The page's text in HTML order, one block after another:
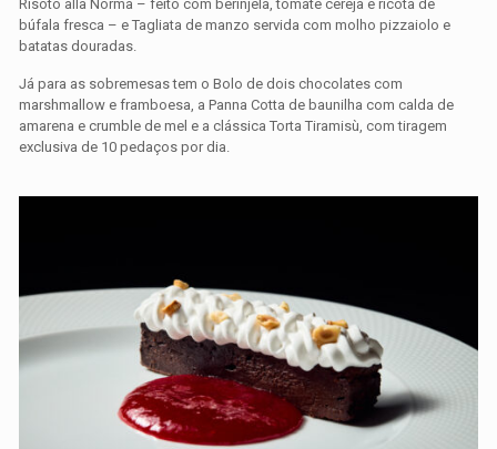
Risoto alla Norma – feito com berinjela, tomate cereja e ricota de
búfala fresca – e Tagliata de manzo servida com molho pizzaiolo e
batatas douradas.
Já para as sobremesas tem o Bolo de dois chocolates com
marshmallow e framboesa, a Panna Cotta de baunilha com calda de
amarena e crumble de mel e a clássica Torta Tiramisù, com tiragem
exclusiva de 10 pedaços por dia.